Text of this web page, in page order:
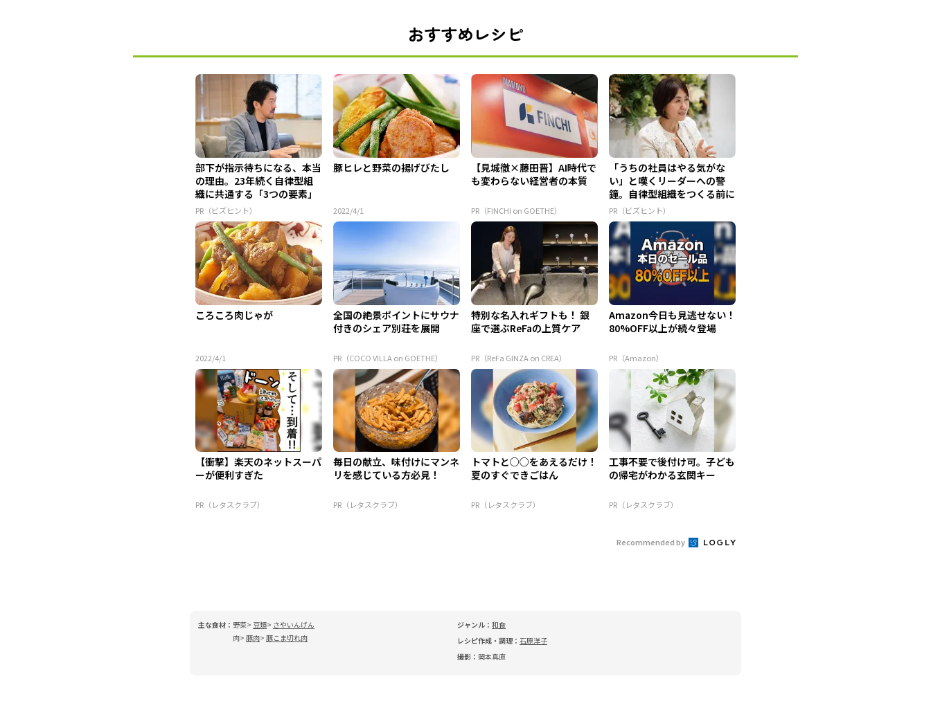
おすすめレシピ
部下が指示待ちになる、本当
の理由。23年続く自律型組
織に共通する「3つの要素」
PR（ビズヒント）
豚ヒレと野菜の揚げびたし
2022/4/1
【見城徹×藤田晋】AI時代で
も変わらない経営者の本質
PR（FINCHI on GOETHE）
「うちの社員はやる気がな
い」と嘆くリーダーへの警
鐘。自律型組織をつくる前に
外せな...
PR（ビズヒント）
ころころ肉じゃが
2022/4/1
全国の絶景ポイントにサウナ
付きのシェア別荘を展開
PR（COCO VILLA on GOETHE）
特別な名入れギフトも！ 銀
座で選ぶReFaの上質ケア
PR（ReFa GINZA on CREA）
Amazon今日も見逃せない！
80%OFF以上が続々登場
PR（Amazon）
【衝撃】楽天のネットスーパ
ーが便利すぎた
PR（レタスクラブ）
毎日の献立、味付けにマンネ
リを感じている方必見！
PR（レタスクラブ）
トマトと○○をあえるだけ！
夏のすぐできごはん
PR（レタスクラブ）
工事不要で後付け可。子ども
の帰宅がわかる玄関キー
PR（レタスクラブ）
Recommended by
主な食材： 野菜 豆類
さやいんげん
肉 豚肉 豚こま切れ肉
ジャンル： 和食
レシピ作成・調理： 石原洋子
撮影： 岡本真直